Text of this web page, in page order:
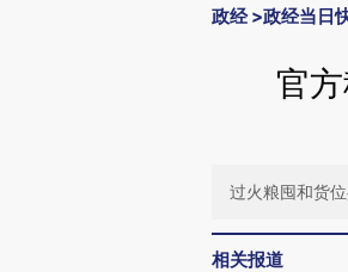
政经>政经当日
官
过火粮囤和货
相关报道